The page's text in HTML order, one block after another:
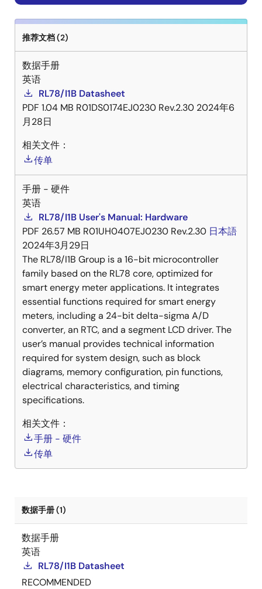
推荐文档 (2)
数据手册
英语
RL78/I1B Datasheet
PDF 1.04 MB R01DS0174EJ0230 Rev.2.30 2024年6
月28日
相关文件：
传单
手册 - 硬件
英语
RL78/I1B User's Manual: Hardware
PDF 26.57 MB R01UH0407EJ0230 Rev.2.30 日本語
2024年3月29日
The RL78/I1B Group is a 16-bit microcontroller
family based on the RL78 core, optimized for
smart energy meter applications. It integrates
essential functions required for smart energy
meters, including a 24-bit delta-sigma A/D
converter, an RTC, and a segment LCD driver. The
user’s manual provides technical information
required for system design, such as block
diagrams, memory configuration, pin functions,
electrical characteristics, and timing
specifications.
相关文件：
手册 - 硬件
传单
数据手册 (1)
数据手册
英语
RL78/I1B Datasheet
RECOMMENDED